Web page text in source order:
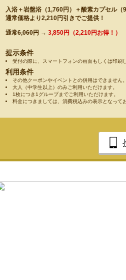
入浴＋岩盤浴（1,760円）＋酸素カプセル
通常価格より2,210円引きでご提供！
通常6,060円→ 3,850円（2,210円お得！）
提示条件
受付の際に、スマートフォンの画面もしくは印刷
利用条件
その他クーポンやイベントとの併用はできません。
大人（中学生以上）のみご利用いただけます。
1枚につき1グループまでご利用いただけます。
料金につきましては、消費税込みの表示となって